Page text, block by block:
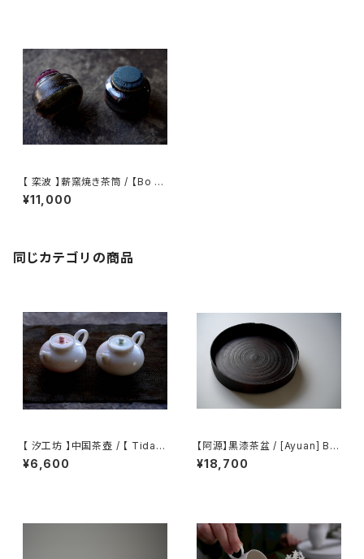
【 栾波 】薪窯焼き茶筒 / 【Bo Lu
an】Wood-Fired Tea Caddy
¥11,000
同じカテゴリの商品
【 汐工坊 】中国茶壺 / 【 Tidal
Atelier 】Chinese teapot
¥6,600
【阿源】黒漆茶盆 / [Ayuan] Bla
ck Lacquer Tea Tray
¥18,700